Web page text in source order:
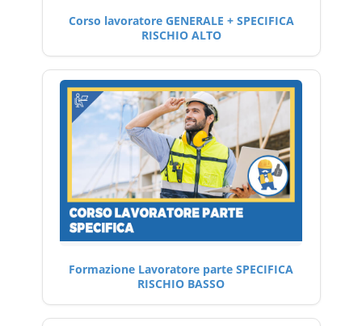
Corso lavoratore GENERALE + SPECIFICA
RISCHIO ALTO
Formazione Lavoratore parte SPECIFICA
RISCHIO BASSO